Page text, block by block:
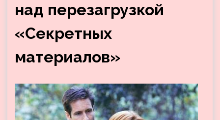
над перезагрузкой
«Секретных
материалов»